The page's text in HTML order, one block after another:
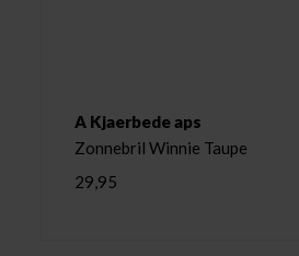
A Kjaerbede aps
Zonnebril Winnie Taupe
29,95